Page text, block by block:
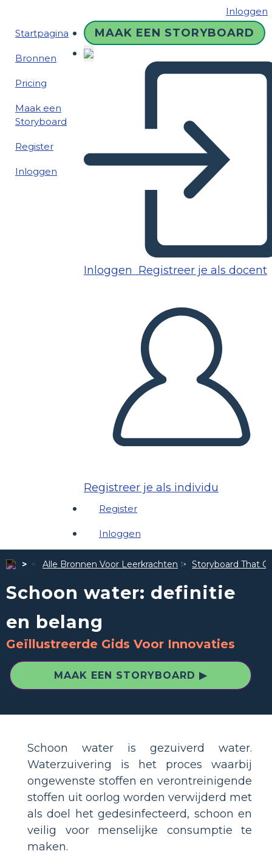
Inloggen
Startpagina
Bronnen
Pricing
Maak een
Storyboard
Register
Inloggen
MAAK EEN STORYBOARD
Inloggen Registreer je als docent
Registreer je als individu
Register
Inloggen
Alle Bronnen Voor Leerkrachten Storyboard That
Schoon water: definitie
en belang
Geïllustreerde Gids Voor Innovaties
MAAK EEN STORYBOARD ▶
Schoon water is gezuiverd water.
Waterzuivering is het proces waarbij
ongewenste stoffen en verontreinigende
stoffen uit oorlog worden verwijderd met
als doel het gedesinfecteerd, schoon en
veilig voor menselijke consumptie te
maken.